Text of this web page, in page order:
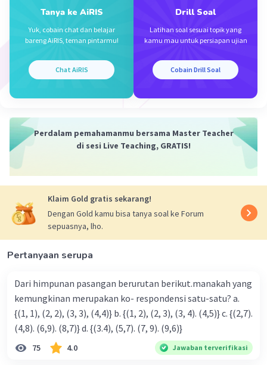
= 210.000 : 40
= 5.250
= 4%× 5.250
= (4/100) × 5.250
Harga jual
Tanya ke AiRIS
Yuk, cobain chat dan belajar
bareng AiRIS, teman pintarmu!
Chat AiRIS
Drill Soal
Latihan soal sesuai topik yang
kamu mau untuk persiapan ujian
Cobain Drill Soal
Perdalam pemahamanmu bersama Master Teacher
di sesi Live Teaching, GRATIS!
Klaim Gold gratis sekarang!
Dengan Gold kamu bisa tanya soal ke Forum
sepuasnya, lho.
Pertanyaan serupa
Dari himpunan pasangan berurutan berikut.manakah yang
kemungkinan merupakan ko- respondensi satu-satu? a.
{(1, 1), (2, 2), (3, 3), (4,4)} b. {(1, 2), (2, 3), (3, 4). (4,5)} c. {(2,7).
(4,8). (6,9). (8,7)} d. {(3.4), (5,7). (7, 9). (9,6)}
75 4.0 Jawaban terverifikasi